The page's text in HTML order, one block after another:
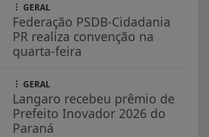
GERAL
Federação PSDB-Cidadania
PR realiza convenção na
quarta-feira
GERAL
Langaro recebeu prêmio de
Prefeito Inovador 2026 do
Paraná